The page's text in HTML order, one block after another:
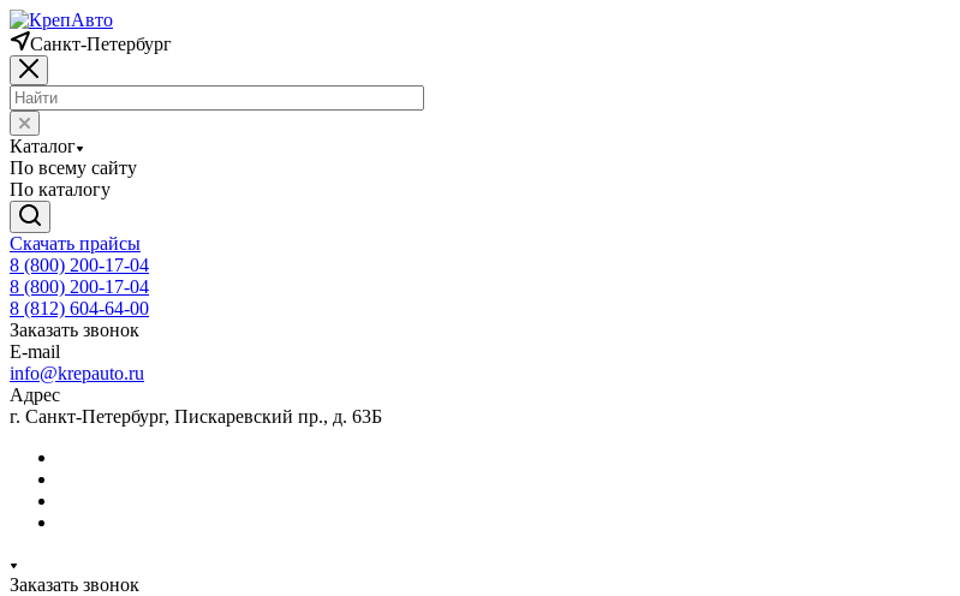
Санкт-Петербург
Каталог
По всему сайту
По каталогу
Скачать прайсы
8 (800) 200-17-04
8 (800) 200-17-04
8 (812) 604-64-00
Заказать звонок
E-mail
info@krepauto.ru
Адрес
г. Санкт-Петербург, Пискаревский пр., д. 63Б
Заказать звонок